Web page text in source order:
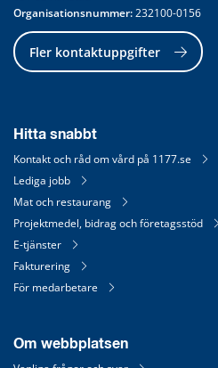
Organisationsnummer: 232100-0156
Fler kontaktuppgifter
Hitta snabbt
Kontakt och råd om vård på 1177.se
Lediga jobb
Mat och restaurang
Projektmedel, bidrag och företagsstöd
E-tjänster
Fakturering
För medarbetare
Om webbplatsen